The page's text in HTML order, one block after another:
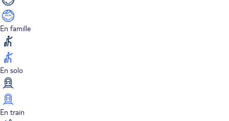
En famille
En solo
En train